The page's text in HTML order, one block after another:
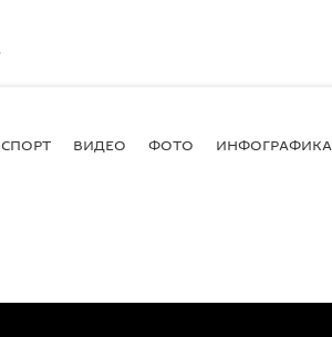
СПОРТ ВИДЕО ФОТО ИНФОГРАФИКА